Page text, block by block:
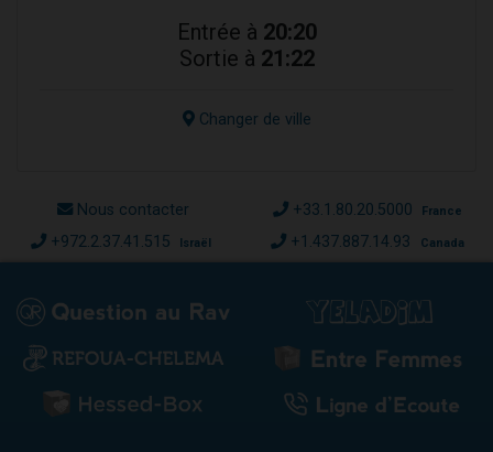
Entrée à 20:20
Sortie à 21:22
Changer de ville
Nous contacter +33.1.80.20.5000 France
+972.2.37.41.515 Israël +1.437.887.14.93 Canada